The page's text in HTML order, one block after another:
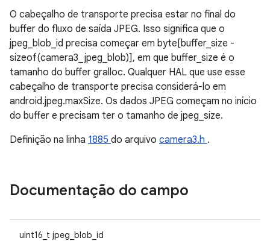
O cabeçalho de transporte precisa estar no final do
buffer do fluxo de saída JPEG. Isso significa que o
jpeg_blob_id precisa começar em byte[buffer_size -
sizeof(camera3_jpeg_blob)], em que buffer_size é o
tamanho do buffer gralloc. Qualquer HAL que use esse
cabeçalho de transporte precisa considerá-lo em
android.jpeg.maxSize. Os dados JPEG começam no início
do buffer e precisam ter o tamanho de jpeg_size.
Definição na linha 1885 do arquivo camera3.h .
Documentação do campo
uint16_t jpeg_blob_id